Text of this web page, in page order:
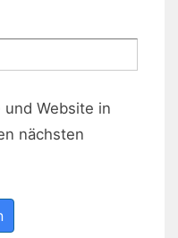
Website in
nächsten